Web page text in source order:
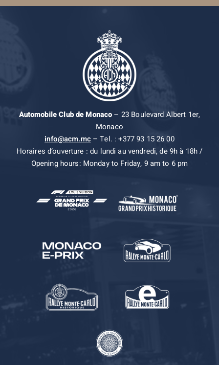
Automobile Club de Monaco– 23 Boulevard Albert 1er,
Monaco
info@acm.mc– Tel. : +377 93 15 26 00
Horaires d’ouverture : du lundi au vendredi, de 9h à 18h /
Opening hours: Monday to Friday, 9 am to 6 pm